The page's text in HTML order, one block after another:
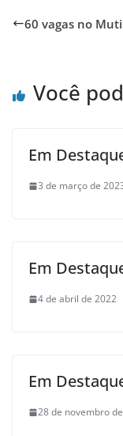
60 vagas no
Você
Em
3 de março de
Em
4 de abril de 2022
Em
28 de novembro